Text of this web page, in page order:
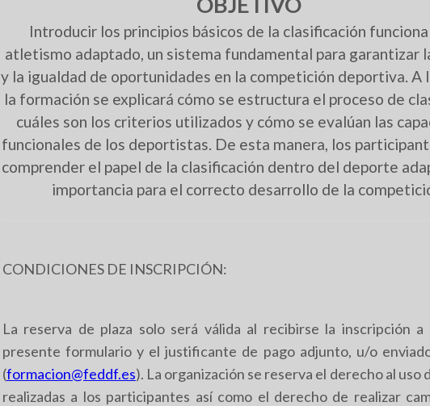
Introducir los principios básicos de la clasificación
atletismo adaptado, un sistema fundamental para garantizar
y la igualdad de oportunidades en la competición deportiva. A
la formación se explicará cómo se estructura el proceso de
cuáles son los criterios utilizados y cómo se evalúan las
funcionales de los deportistas. De esta manera, los
comprender el papel de la clasificación dentro del deporte
importancia para el correcto desarrollo de la
CONDICIONES DE INSCRIPCIÓN:
La reserva de plaza solo será válida al recibirse la inscripción
presente formulario y el justificante de pago adjunto, u/o
(formacion@feddf.es). La organización se reserva el derecho al uso
realizadas a los participantes así como el derecho de realizar